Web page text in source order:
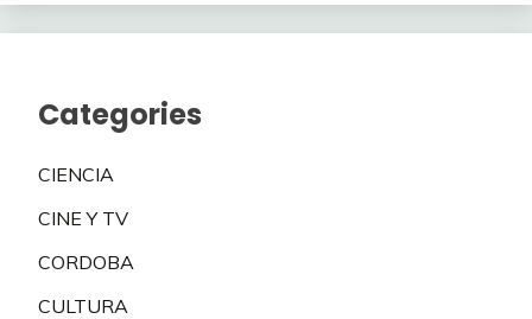
Categories
CIENCIA
CINE Y TV
CORDOBA
CULTURA